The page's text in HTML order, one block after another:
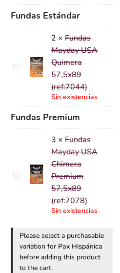
Fundas Estándar
Fundas
Mayday
57,5x89
(ref:7044)
2 × Fundas
Mayday USA
Quimera
57,5x89
(ref:7044)
Sin existencias
Fundas Premium
Fundas
Mayday
Premium
57,5x89
(ref:7078)
3 × Fundas
Mayday USA
Chimera
Premium
57,5x89
(ref:7078)
Sin existencias
Please select a purchasable
variation for Pax Hispánica
before adding this product
to the cart.